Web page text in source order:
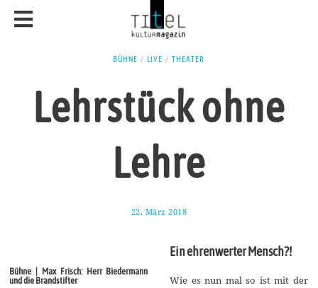
BÜHNE / LIVE / THEATER
Lehrstück ohne
Lehre
22. März 2018
M
a
Bühne | Max Frisch: Herr Biedermann
und die Brandstifter
Ein ehrenwerter Mensch?!
Wie es nun mal so ist mit der